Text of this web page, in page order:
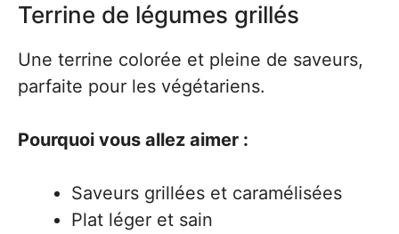
Terrine de légumes grillés
Une terrine colorée et pleine de saveurs,
parfaite pour les végétariens.
Pourquoi vous allez aimer :
Saveurs grillées et caramélisées
Plat léger et sain